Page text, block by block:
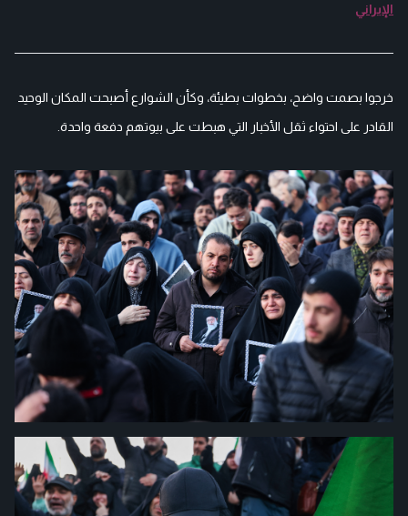
الإيراني
خرجوا بصمت واضح، بخطوات بطيئة، وكأن الشوارع أصبحت المكان الوحيد
القادر على احتواء ثقل الأخبار التي هبطت على بيوتهم دفعة واحدة.